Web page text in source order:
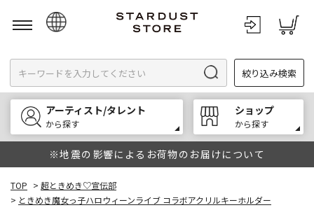
English
한국어
中文
絞り込み検索
アーティスト/タレント
から探す
ショップ
から探す
※地震の影響によるお荷物のお届けについて
TOP > 超ときめき♡宣伝部
> ときめき魔女っ子ハロウィーンライブ コラボアクリルキーホルダー